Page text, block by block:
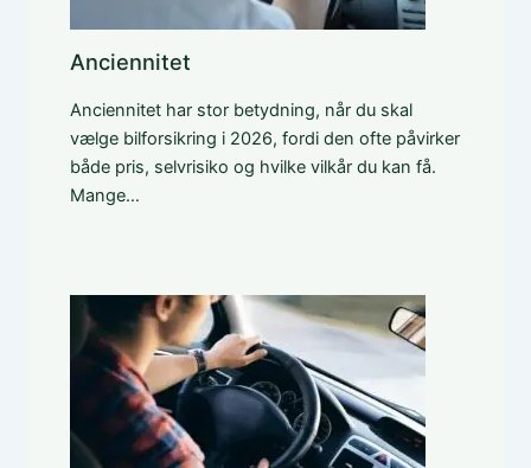
Anciennitet
Anciennitet har stor betydning, når du skal
vælge bilforsikring i 2026, fordi den ofte påvirker
både pris, selvrisiko og hvilke vilkår du kan få.
Mange…